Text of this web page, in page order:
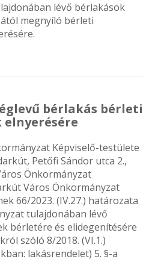
lévő bérlakások
megnyíló bérleti
bérlakás bérleti
elnyerésére
Képviselő-testülete
Petőfi Sándor utca 2.,
Önkormányzat
Város Önkormányzat
66/2023. (IV.27.) határozata
tulajdonában lévő
bérletére és elidegenítésére
szóló 8/2018. (VI.1.)
lakásrendelet) 5. §-a